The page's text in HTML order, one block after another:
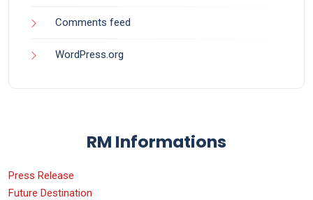
Comments feed
WordPress.org
RM Informations
Press Release
Future Destination